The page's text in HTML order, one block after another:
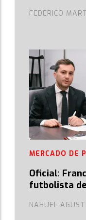
FEDERICO
Oficial:
futbolista
NAHUEL
MERCADO DE